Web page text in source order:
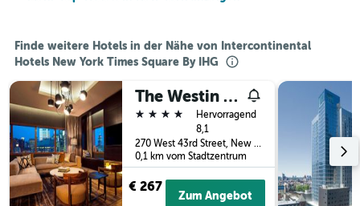
Finde weitere Hotels in der Nähe von Intercontinental
Hotels New York Times Square By IHG
The Westin New York at Times Square
4 Sterne
Hervorragend
8,1
270 West 43rd Street, New York, NY, USA
0,1 km vom Stadtzentrum
€ 267
Zum Angebot